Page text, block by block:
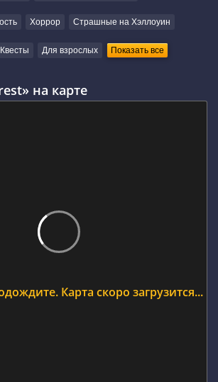
Хоррор Страшные на Хэллоуин
Для взрослых Показать все
на карте
Карта скоро загрузится...